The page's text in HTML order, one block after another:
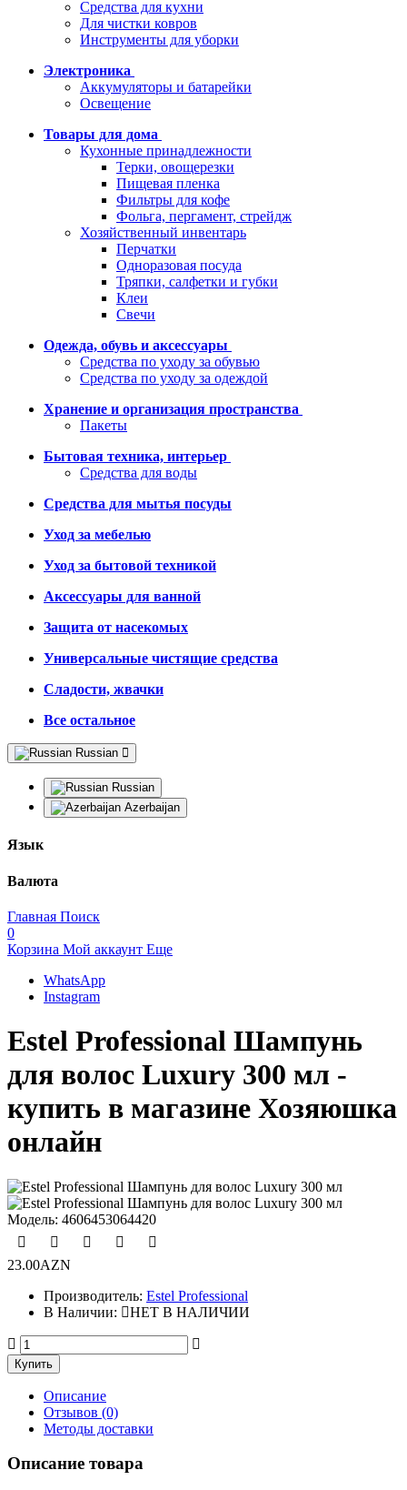
Средства для кухни
Для чистки ковров
Инструменты для уборки
Электроника
Аккумуляторы и батарейки
Освещение
Товары для дома
Кухонные принадлежности
Терки, овощерезки
Пищевая пленка
Фильтры для кофе
Фольга, пергамент, стрейдж
Хозяйственный инвентарь
Перчатки
Одноразовая посуда
Тряпки, салфетки и губки
Клеи
Свечи
Одежда, обувь и аксессуары
Средства по уходу за обувью
Средства по уходу за одеждой
Хранение и организация пространства
Пакеты
Бытовая техника, интерьер
Средства для воды
Средства для мытья посуды
Уход за мебелью
Уход за бытовой техникой
Аксессуары для ванной
Защита от насекомых
Универсальные чистящие средства
Сладости, жвачки
Все остальное
Russian
Russian
Azerbaijan
Язык
Валюта
Главная Поиск
0
Корзина Мой аккаунт Еще
WhatsApp
Instagram
Estel Professional Шампунь
для волос Luxury 300 мл -
купить в магазине Хозяюшка
онлайн
Модель: 4606453064420
23.00AZN
Производитель: Estel Professional
В Наличии:
НЕТ В НАЛИЧИИ
Описание
Отзывов (0)
Методы доставки
Описание товара